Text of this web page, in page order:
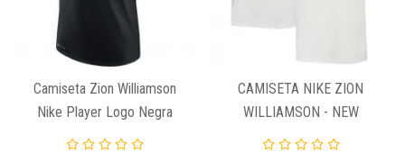
Camiseta Zion Williamson
Nike Player Logo Negra
CAMISETA NIKE ZION
WILLIAMSON - NEW
ORLEANS PELICANS CE